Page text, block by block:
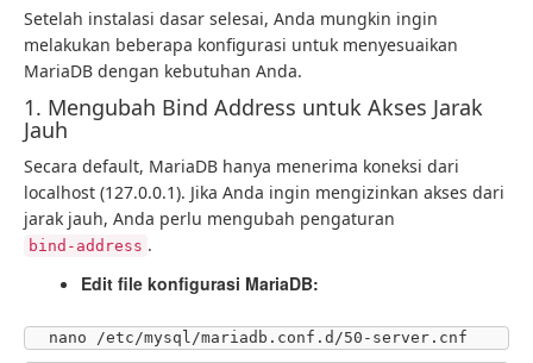
Setelah instalasi dasar selesai, Anda mungkin ingin
melakukan beberapa konfigurasi untuk menyesuaikan
MariaDB dengan kebutuhan Anda.
1. Mengubah Bind Address untuk Akses Jarak
Jauh
Secara default, MariaDB hanya menerima koneksi dari
localhost (127.0.0.1). Jika Anda ingin mengizinkan akses dari
jarak jauh, Anda perlu mengubah pengaturan
bind-address .
Edit file konfigurasi MariaDB:
nano /etc/mysql/mariadb.conf.d/50-server.cnf